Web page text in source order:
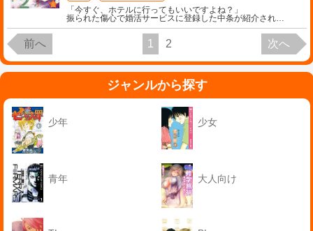
「今すぐ、ホテルに行ってもいいですよね？」
振られた傷心で婚活サービスに登録した中条が紹介され…
前へ 1 2 次へ
ジャンルから探す
少年 少女
青年 大人向け